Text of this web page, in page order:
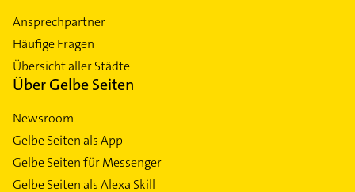
Ansprechpartner
Häufige Fragen
Übersicht aller Städte
Über Gelbe Seiten
Newsroom
Gelbe Seiten als App
Gelbe Seiten für Messenger
Gelbe Seiten als Alexa Skill